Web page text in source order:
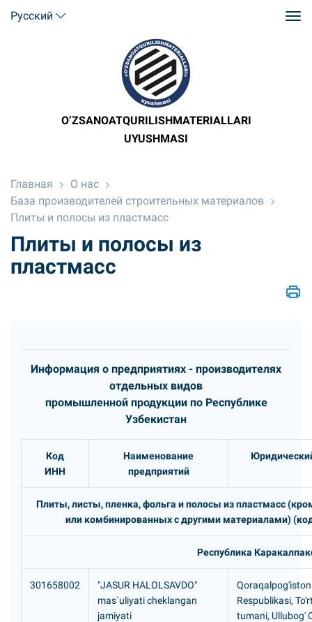
Русский
O’ZSANOATQURILISHMATERIALLARI
UYUSHMASI
Главная
О нас
База производителей строительных материалов
Плиты и полосы из пластмасс
Плиты и полосы из
пластмасс
Информация о предприятиях - производителях
отдельных видов
промышленной продукции по Республике
Узбекистан
Код
ИНН
Наименование
предприятий
Плиты, листы, пленка, фольга и полосы из пластмасс
или комбинированных с другими материалами)
Республика
301658002
"JASUR HALOLSAVDO"
mas`uliyati cheklangan
jamiyati
Qoraqalpog'iston
Respublikasi,
tumani, Ullubog'